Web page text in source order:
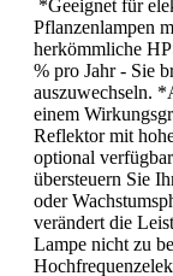
*Geeignet für
Pflanzenlampen
herkömmliche
% pro Jahr - Sie
auszuwechseln.
einem
Reflektor mit
optional
übersteuern Sie
oder
verändert die
Lampe nicht zu